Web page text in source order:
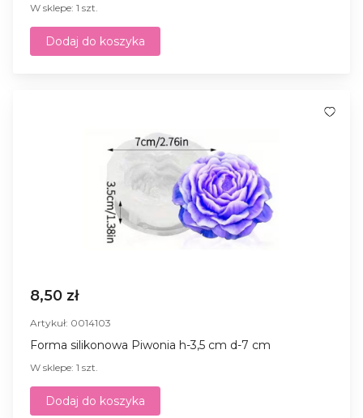
W sklepe: 1 szt.
Dodaj do koszyka
8,50 zł
Artykuł: 0014103
Forma silikonowa Piwonia h-3,5 cm d-7 cm
W sklepe: 1 szt.
Dodaj do koszyka